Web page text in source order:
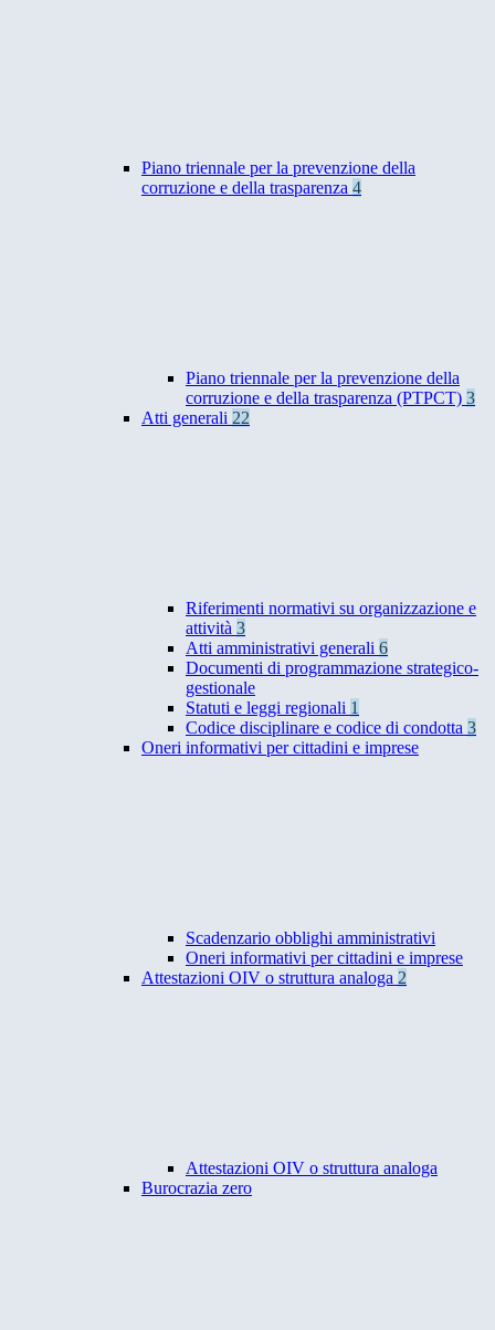
Piano triennale per la prevenzione della
corruzione e della trasparenza 4
Piano triennale per la prevenzione della
corruzione e della trasparenza (PTPCT) 3
Atti generali 22
Riferimenti normativi su organizzazione e
attività 3
Atti amministrativi generali 6
Documenti di programmazione strategico-
gestionale
Statuti e leggi regionali 1
Codice disciplinare e codice di condotta 3
Oneri informativi per cittadini e imprese
Scadenzario obblighi amministrativi
Oneri informativi per cittadini e imprese
Attestazioni OIV o struttura analoga 2
Attestazioni OIV o struttura analoga
Burocrazia zero